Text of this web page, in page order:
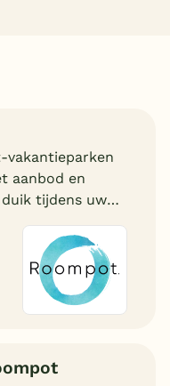
vakantieparken
aanbod en
tijdens uw